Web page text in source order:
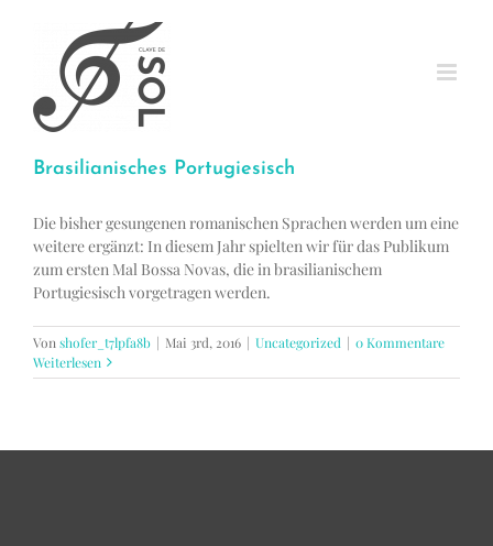
Brasilianisches Portugiesisch
Die bisher gesungenen romanischen Sprachen werden um eine
weitere ergänzt: In diesem Jahr spielten wir für das Publikum
zum ersten Mal Bossa Novas, die in brasilianischem
Portugiesisch vorgetragen werden.
Von shofer_t7lpfa8b | Mai 3rd, 2016 | Uncategorized | 0 Kommentare
Weiterlesen